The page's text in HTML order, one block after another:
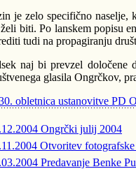
je zelo specifično naselje,
biti. Po lanskem popisu
tudi na propagiranju
naj bi prevzel določene
glasila Ongrčkov,
Ongrčki julij 2004
Otvoritev
Predavanje Benke